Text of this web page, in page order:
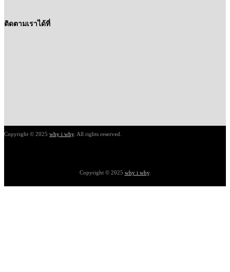
ติดตามเราได้ที่
Copyright © 2025 why i why. All rights reserved.
Copyright © 2025 why i why.